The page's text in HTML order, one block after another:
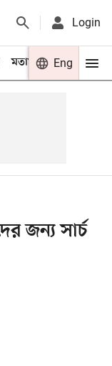
Login
মতামত খেলা
Eng
জন্য সার্চ